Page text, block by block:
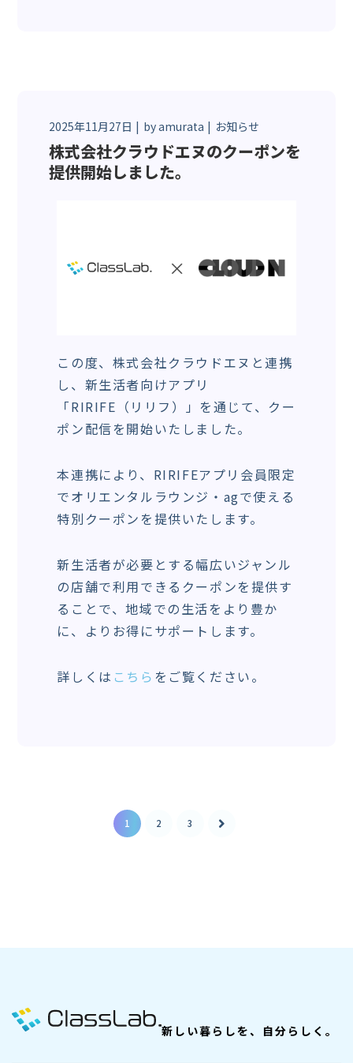
2025年11月27日 byamurata お知らせ
株式会社クラウドエヌのクーポンを
提供開始しました。
この度、株式会社クラウドエヌと連携
し、新生活者向けアプリ
「RIRIFE（リリフ）」を通じて、クー
ポン配信を開始いたしました。
本連携により、RIRIFEアプリ会員限定
でオリエンタルラウンジ・agで使える
特別クーポンを提供いたします。
新生活者が必要とする幅広いジャンル
の店舗で利用できるクーポンを提供す
ることで、地域での生活をより豊か
に、よりお得にサポートします。
詳しくは こちら をご覧ください。
1 2 3
新しい暮らしを、自分らしく。